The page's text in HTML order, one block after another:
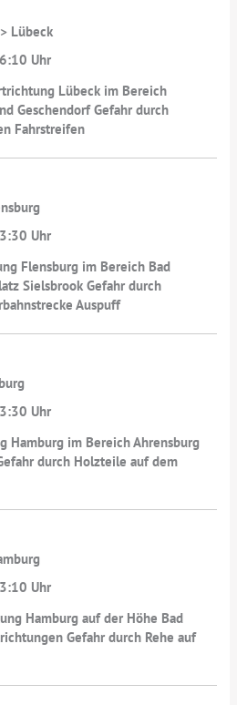
Lübeck
Uhr
Lübeck im Bereich
Geschendorf Gefahr durch
Fahrstreifen
Uhr
Flensburg im Bereich Bad
Sielsbrook Gefahr durch
Auspuff
Uhr
Hamburg im Bereich Ahrensburg
durch Holzteile auf dem
Uhr
Hamburg auf der Höhe Bad
Gefahr durch Rehe auf